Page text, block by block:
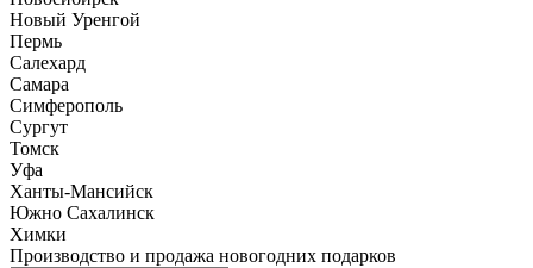
Новый Уренгой
Пермь
Салехард
Самара
Симферополь
Сургут
Томск
Уфа
Ханты-Мансийск
Южно Сахалинск
Химки
Производство и продажа новогодних подарков